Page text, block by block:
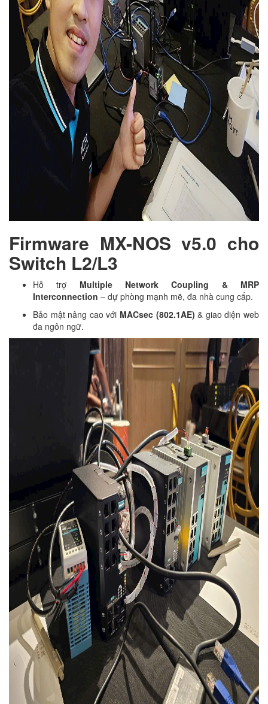
Firmware MX-NOS v5.0 cho
Switch L2/L3
Hỗ trợ Multiple Network Coupling & MRP
Interconnection – dự phòng mạnh mẽ, đa nhà cung cấp.
Bảo mật nâng cao với MACsec (802.1AE) & giao diện web
đa ngôn ngữ.